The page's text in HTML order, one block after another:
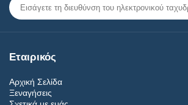
Εταιρικός
Αρχική Σελίδα
Ξεναγήσεις